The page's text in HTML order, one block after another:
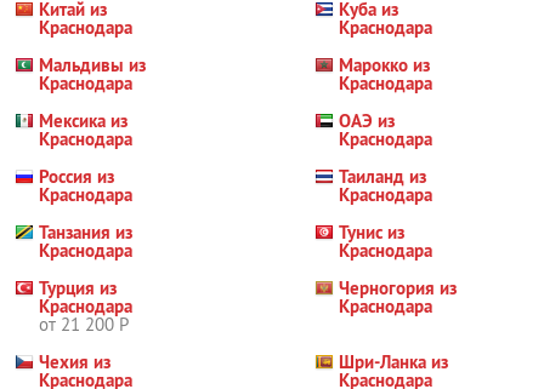
Китай из
Краснодара
Куба из
Краснодара
Мальдивы из
Краснодара
Марокко из
Краснодара
Мексика из
Краснодара
ОАЭ из
Краснодара
Россия из
Краснодара
Таиланд из
Краснодара
Танзания из
Краснодара
Тунис из
Краснодара
Турция из
Краснодара
от 21 200 Р
Черногория из
Краснодара
Чехия из
Краснодара
Шри-Ланка из
Краснодара